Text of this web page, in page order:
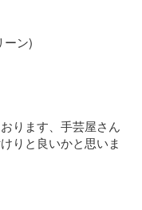
ーン)
ります、手芸屋さん
りと良いかと思いま